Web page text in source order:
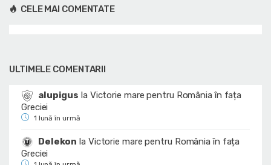
CELE MAI COMENTATE
ULTIMELE COMENTARII
alupigus la Victorie mare pentru România în fața
Greciei
1 lună în urmă
Delekon la Victorie mare pentru România în fața
Greciei